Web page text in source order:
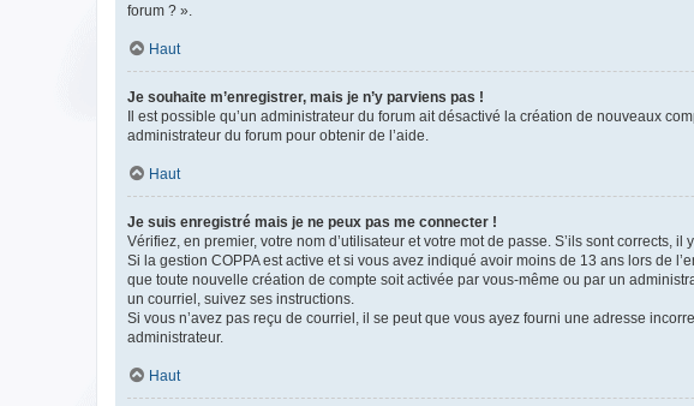
forum ? ».
Haut
Je souhaite m’enregistrer, mais je n’y parviens pas !
Il est possible qu’un administrateur du forum ait désactivé la création de nouveaux
administrateur du forum pour obtenir de l’aide.
Haut
Je suis enregistré mais je ne peux pas me connecter !
Vérifiez, en premier, votre nom d’utilisateur et votre mot de passe. S’ils sont corrects, il
Si la gestion COPPA est active et si vous avez indiqué avoir moins de 13 ans lors de
que toute nouvelle création de compte soit activée par vous-même ou par un
un courriel, suivez ses instructions.
Si vous n’avez pas reçu de courriel, il se peut que vous ayez fourni une adresse
administrateur.
Haut